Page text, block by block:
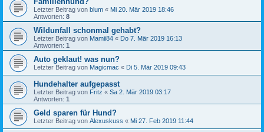
Letzter Beitrag von blum « Mi 20. Mär 2019 18:46
Antworten: 8
Wildunfall schonmal gehabt?
Letzter Beitrag von Mamii84 « Do 7. Mär 2019 16:13
Antworten: 1
Auto geklaut! was nun?
Letzter Beitrag von Magicmac « Di 5. Mär 2019 09:43
Hundehalter aufgepasst
Letzter Beitrag von Fritz « Sa 2. Mär 2019 03:17
Antworten: 1
Geld sparen für Hund?
Letzter Beitrag von Alexuskuss « Mi 27. Feb 2019 11:44